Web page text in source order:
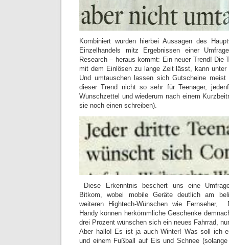
Kombiniert wurden hierbei Aussagen des
Einzelhandels mitz Ergebnissen einer
Research – heraus kommt: Ein neuer Trend! Die
mit dem Einlösen zu lange Zeit lässt, kann unter
Und umtauschen lassen sich Gutscheine meist
dieser Trend nicht so sehr für Teenager,
Wunschzettel und wiederum nach einem
sie noch einen schreiben).
Diese Erkenntnis beschert uns eine
Bitkom, wobei mobile Geräte deutlich am
weiteren Hightech-Wünschen wie Fernseher,
Handy können herkömmliche Geschenke
drei Prozent wünschen sich ein neues Fahrrad,
Aber hallo! Es ist ja auch Winter! Was soll ich
und einem Fußball auf Eis und Schnee